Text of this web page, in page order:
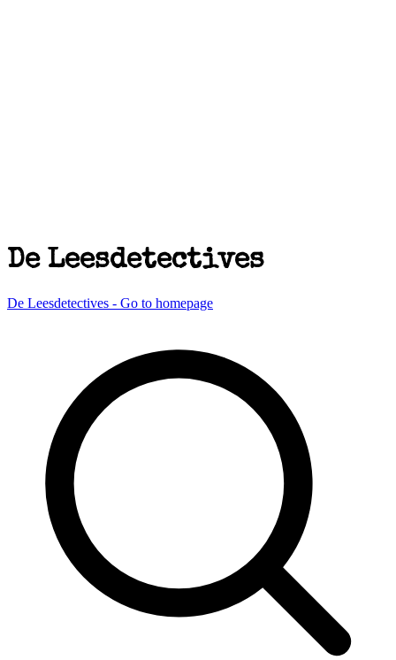
De Leesdetectives
De Leesdetectives - Go to homepage